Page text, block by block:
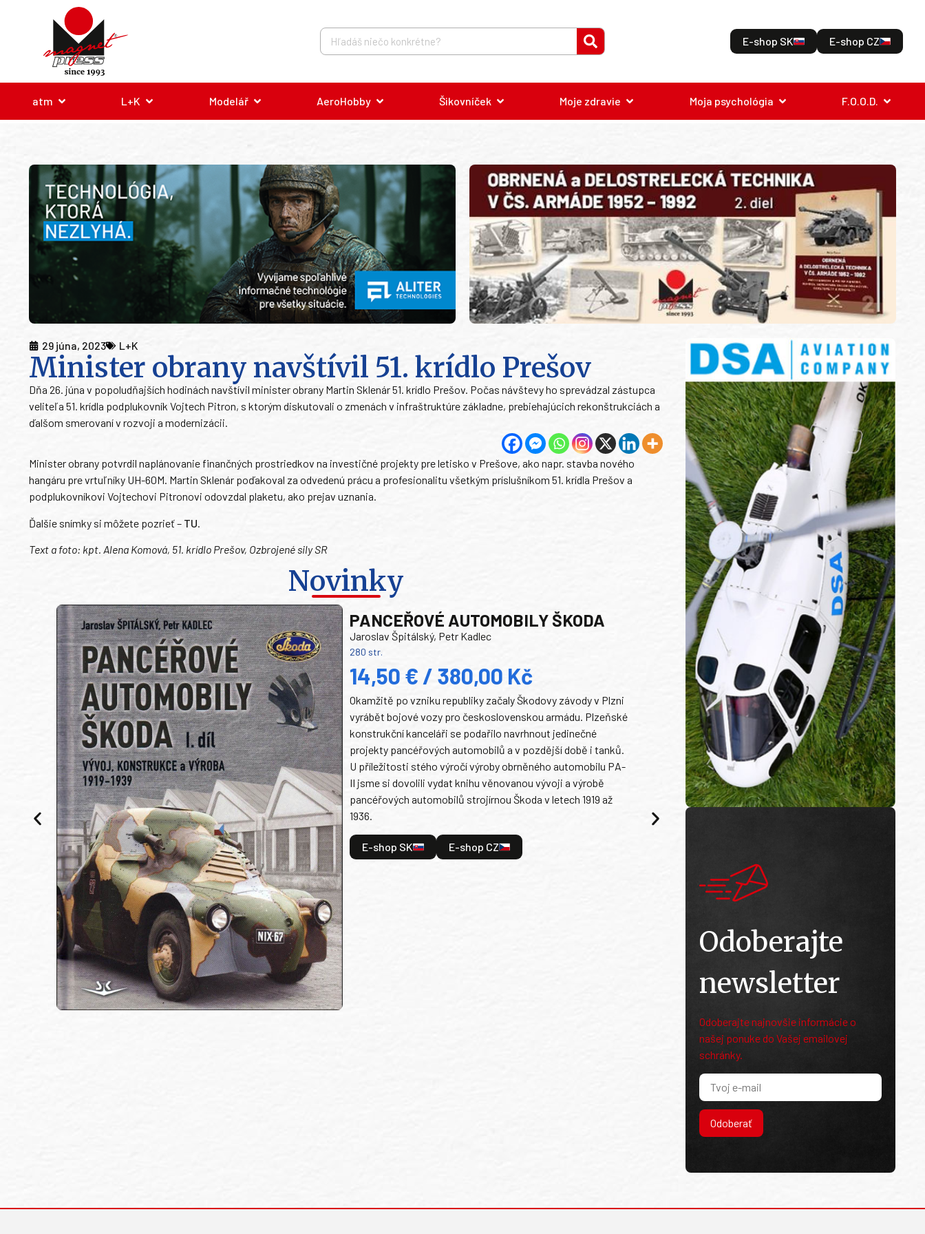
E-shop SK E-shop CZ
atm L+K Modelář AeroHobby Šikovníček Moje zdravie Moja psychológia F.O.O.D.
29 júna, 2023 L+K
Minister obrany navštívil 51. krídlo Prešov
Dňa 26. júna v popoludňajších hodinách navštívil minister obrany Martin Sklenár 51. krídlo Prešov. Počas návštevy ho sprevádzal zástupca
veliteľa 51. krídla podplukovník Vojtech Pitron, s ktorým diskutovali o zmenách v infraštruktúre základne, prebiehajúcich rekonštrukciách a
ďalšom smerovaní v rozvoji a modernizácii.
Minister obrany potvrdil naplánovanie finančných prostriedkov na investičné projekty pre letisko v Prešove, ako napr. stavba nového
hangáru pre vrtuľníky UH-60M. Martin Sklenár poďakoval za odvedenú prácu a profesionalitu všetkým príslušníkom 51. krídla Prešov a
podplukovníkovi Vojtechovi Pitronovi odovzdal plaketu, ako prejav uznania.
Ďalšie snímky si môžete pozrieť – TU
Text a foto: kpt. Alena Komová, 51. krídlo Prešov, Ozbrojené sily SR
Novinky
PANCEŘOVÉ AUTOMOBILY ŠKODA
Jaroslav Špitálský, Petr Kadlec
280 str.
14,50 € / 380,00 Kč
Okamžitě po vzniku republiky začaly Škodovy závody v Plzni
vyrábět bojové vozy pro československou armádu. Plzeňské
konstrukční kanceláři se podařilo navrhnout jedinečné
projekty pancéřových automobilů a v pozdější době i tanků.
U příležitosti stého výročí výroby obrněného automobilu PA-
II jsme si dovolili vydat knihu věnovanou vývoji a výrobě
pancéřových automobilů strojírnou Škoda v letech 1919 až
1936.
E-shop SK E-shop CZ
Odoberajte
newsletter
Odoberajte najnovšie informácie o
našej ponuke do Vašej emailovej
schránky.
Odoberať